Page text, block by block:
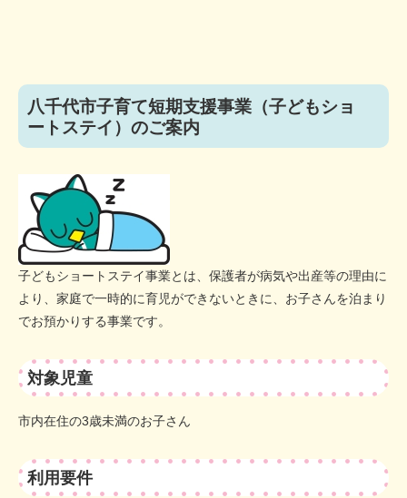
八千代市子育て短期支援事業（子どもショ
ートステイ）のご案内
子どもショートステイ事業とは、保護者が病気や出産等の理由に
より、家庭で一時的に育児ができないときに、お子さんを泊まり
でお預かりする事業です。
対象児童
市内在住の3歳未満のお子さん
利用要件